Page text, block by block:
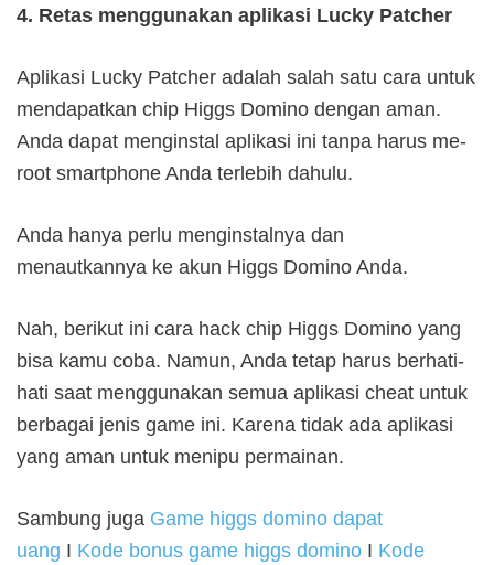
4. Retas menggunakan aplikasi Lucky Patcher
Aplikasi Lucky Patcher adalah salah satu cara untuk
mendapatkan chip Higgs Domino dengan aman.
Anda dapat menginstal aplikasi ini tanpa harus me-
root smartphone Anda terlebih dahulu.
Anda hanya perlu menginstalnya dan
menautkannya ke akun Higgs Domino Anda.
Nah, berikut ini cara hack chip Higgs Domino yang
bisa kamu coba. Namun, Anda tetap harus berhati-
hati saat menggunakan semua aplikasi cheat untuk
berbagai jenis game ini. Karena tidak ada aplikasi
yang aman untuk menipu permainan.
Sambung juga Game higgs domino dapat
uang I Kode bonus game higgs domino I Kode